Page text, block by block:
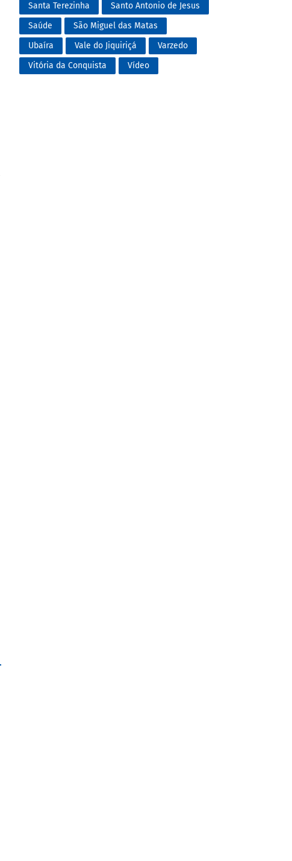
Santa Terezinha
Santo Antonio de Jesus
Saúde
São Miguel das Matas
Ubaíra
Vale do Jiquiriçá
Varzedo
Vitória da Conquista
Vídeo